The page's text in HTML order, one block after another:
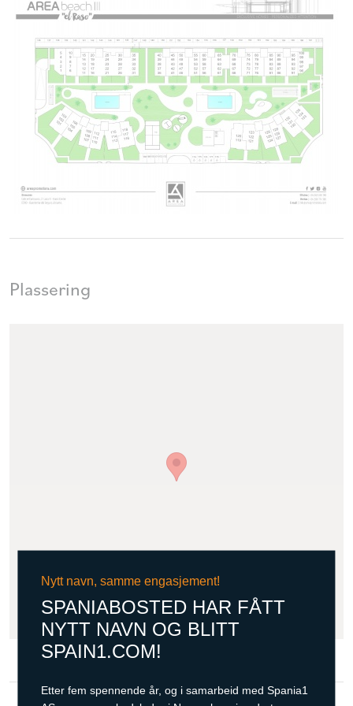
Nytt navn, samme engasjement!
SPANIABOSTED HAR FÅTT
NYTT NAVN OG BLITT
SPAIN1.COM!
Etter fem spennende år, og i samarbeid med Spania1
Plassering